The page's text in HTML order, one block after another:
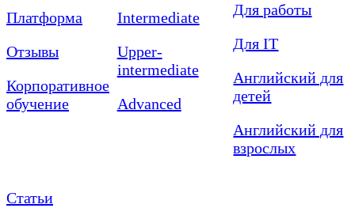
Платформа
Отзывы
Корпоративное
обучение
Intermediate
Upper-
intermediate
Advanced
Для работы
Для IT
Английский для
детей
Английский для
взрослых
Статьи